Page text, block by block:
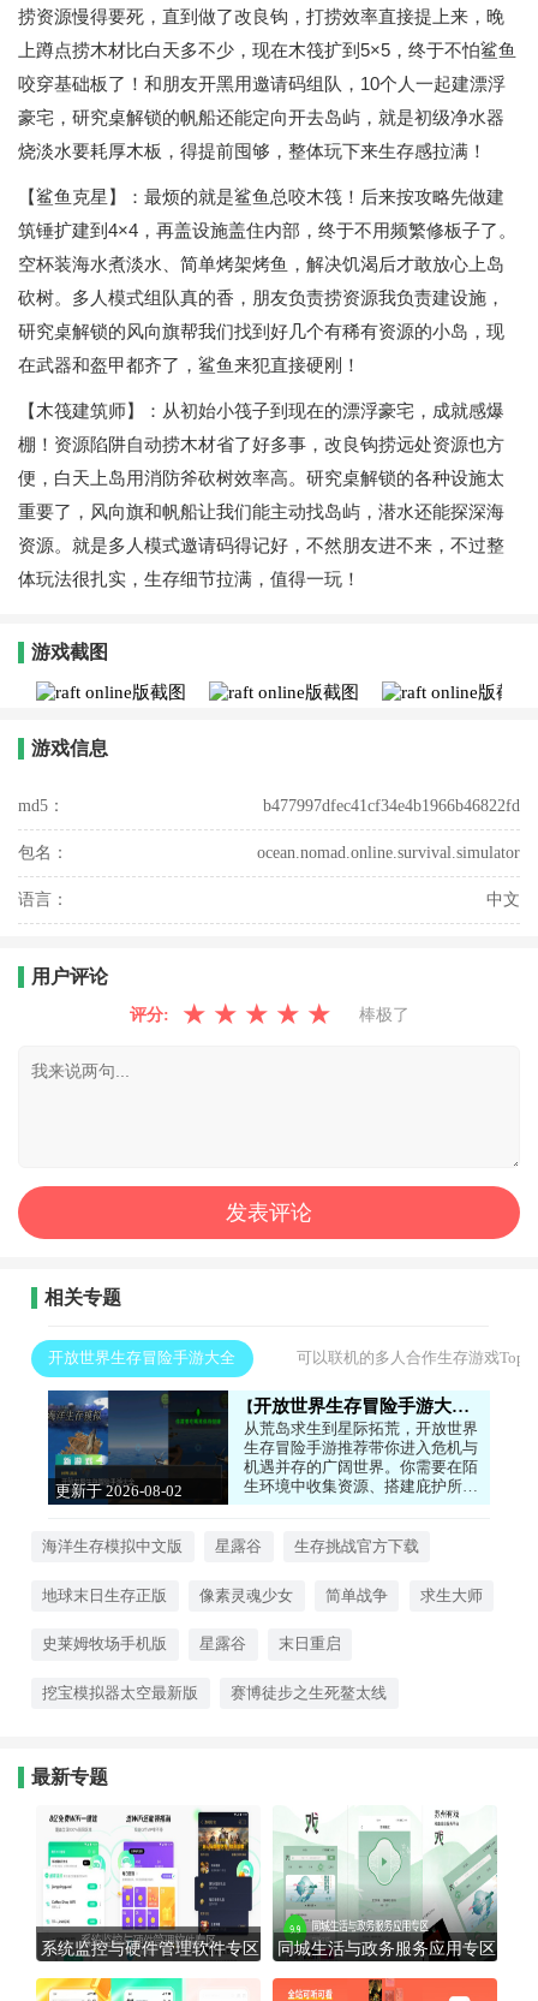
捞资源慢得要死，直到做了改良钩，打捞效率直接提上来，晚
上蹲点捞木材比白天多不少，现在木筏扩到5×5，终于不怕鲨鱼
咬穿基础板了！和朋友开黑用邀请码组队，10个人一起建漂浮
豪宅，研究桌解锁的帆船还能定向开去岛屿，就是初级净水器
烧淡水要耗厚木板，得提前囤够，整体玩下来生存感拉满！
【鲨鱼克星】：最烦的就是鲨鱼总咬木筏！后来按攻略先做建
筑锤扩建到4×4，再盖设施盖住内部，终于不用频繁修板子了。
空杯装海水煮淡水、简单烤架烤鱼，解决饥渴后才敢放心上岛
砍树。多人模式组队真的香，朋友负责捞资源我负责建设施，
研究桌解锁的风向旗帮我们找到好几个有稀有资源的小岛，现
在武器和盔甲都齐了，鲨鱼来犯直接硬刚！
【木筏建筑师】：从初始小筏子到现在的漂浮豪宅，成就感爆
棚！资源陷阱自动捞木材省了好多事，改良钩捞远处资源也方
便，白天上岛用消防斧砍树效率高。研究桌解锁的各种设施太
重要了，风向旗和帆船让我们能主动找岛屿，潜水还能探深海
资源。就是多人模式邀请码得记好，不然朋友进不来，不过整
体玩法很扎实，生存细节拉满，值得一玩！
游戏截图
游戏信息
md5： b477997dfec41cf34e4b1966b46822fd
包名： ocean.nomad.online.survival.simulator
语言： 中文
用户评论
评分: ★ ★ ★ ★ ★ 棒极了
相关专题
开放世界生存冒险手游大全 可以联机的多人合作生存游戏Top
更新于 2026-08-02
开放世界生存冒险手游大全
从荒岛求生到星际拓荒，开放世界
生存冒险手游推荐带你进入危机与
机遇并存的广阔世界。你需要在陌
生环境中收集资源、搭建庇护所、
制作工具，同时应对恶劣天气和野
线，你可以选择成为独行侠深入险
统和昼夜更替让每次探索都充满未
划能力。
海洋生存模拟中文版 星露谷 生存挑战官方下载
地球末日生存正版 像素灵魂少女 简单战争 求生大师
史莱姆牧场手机版 星露谷 末日重启
挖宝模拟器太空最新版 赛博徒步之生死鳌太线
最新专题
系统监控与硬件管理软件专区 同城生活与政务服务应用专区